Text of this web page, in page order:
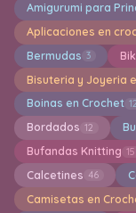
Amigurumi para
Aplicaciones en
Bermudas 3
Bisuteria y Joyeria
Boinas en Crochet 12
Bordados 12
Bufandas Knitting 15
Calcetines 46
Camisetas en